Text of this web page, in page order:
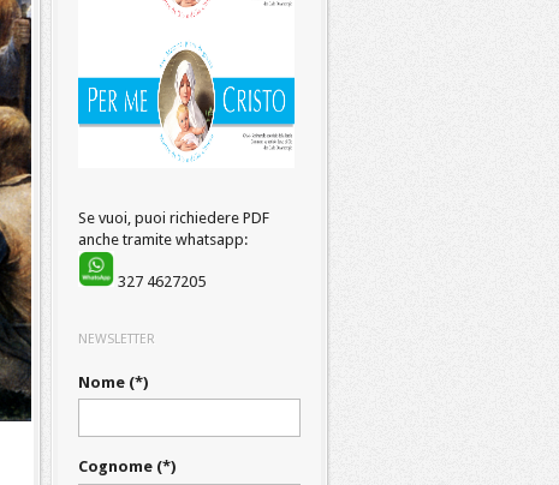
Se vuoi, puoi richiedere PDF
anche tramite whatsapp:
327 4627205
NEWSLETTER
Nome (*)
Cognome (*)